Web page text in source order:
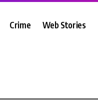
Crime Web Stories